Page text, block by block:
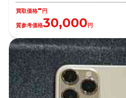
買取価格- 円
質参考価格30,000 円